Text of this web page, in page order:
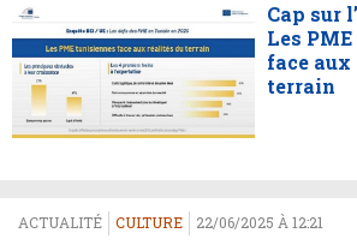
Cap sur
Les
face
terrain
ACTUALITÉ CULTURE 22/06/2025 À 12:21